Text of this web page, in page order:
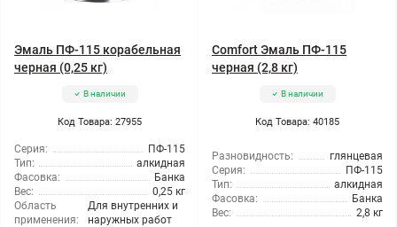
Эмаль ПФ-115 корабельная
черная (0,25 кг)
В наличии
Код Товара: 27955
Серия:
ПФ-115
Тип:
алкидная
Фасовка:
Банка
Вес:
0,25 кг
Область
применения:
Для внутренних и
наружных работ
Comfort Эмаль ПФ-115
черная (2,8 кг)
В наличии
Код Товара: 40185
Разновидность:
глянцевая
Серия:
ПФ-115
Тип:
алкидная
Фасовка:
Банка
Вес:
2,8 кг